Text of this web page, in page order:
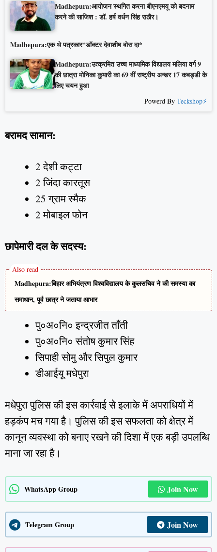
Madhepura:आयोजन स्थगित करना बीएनएमयू को बदनाम
करने की साजिश : डॉ. हर्ष वर्धन सिंह राठौर।
Madhepura:एक थे पत्रकार*डॉक्टर देवाशीष बोस दा*
Madhepura:उत्क्रमित उच्च माध्यमिक विद्यालय मलिया वर्ग 9
की छात्रा मोनिका कुमारी का 69 वीं राष्ट्रीय अन्डर 17 कबड्डी के
लिए चयन हुआ
Powerd By Teckshop⚡
बरामद सामान:
2 देशी कट्टा
2 जिंदा कारतूस
25 ग्राम स्मैक
2 मोबाइल फोन
छापेमारी दल के सदस्य:
Madhepura:बिहार अभियंत्रण विश्वविद्यालय के कुलसचिव ने की समस्या का
समाधान, पूर्व छात्र ने जताया आभार
पु०अ०नि० इन्द्रजीत ताँती
पु०अ०नि० संतोष कुमार सिंह
सिपाही सोमु और सिपुल कुमार
डीआईयू मधेपुरा
मधेपुरा पुलिस की इस कार्रवाई से इलाके में अपराधियों में
हड़कंप मच गया है। पुलिस की इस सफलता को क्षेत्र में
कानून व्यवस्था को बनाए रखने की दिशा में एक बड़ी उपलब्धि
माना जा रहा है।
WhatsApp Group Join Now
Telegram Group Join Now